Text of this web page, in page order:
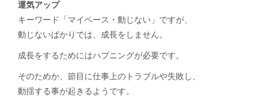
運気アップ
キーワード「マイペース・動じない」ですが、
動じないばかりでは、成長をしません。
成長をするためにはハプニングが必要です。
そのためか、節目に仕事上のトラブルや失敗し、
動揺する事が起きるようです。